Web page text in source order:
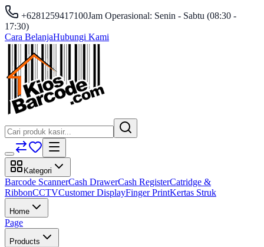
+6281259417100Jam Operasional: Senin - Sabtu (08:30 -
17:30)
Cara BelanjaHubungi Kami
Kategori
Barcode ScannerCash DrawerCash RegisterCatridge &
RibbonCCTVCustomer DisplayFinger PrintKertas Struk
Home
Page
Products